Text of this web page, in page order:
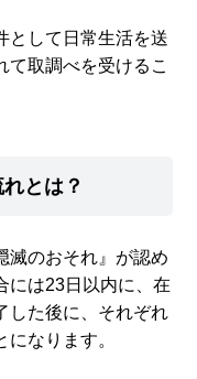
として日常生活を送
て取調べを受けるこ
とは？
滅のおそれ』が認め
には23日以内に、在
した後に、それぞれ
なります。